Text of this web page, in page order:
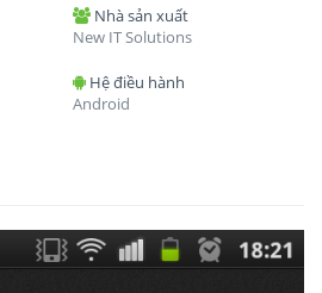
Nhà sản xuất
New IT Solutions
Hệ điều hành
Android